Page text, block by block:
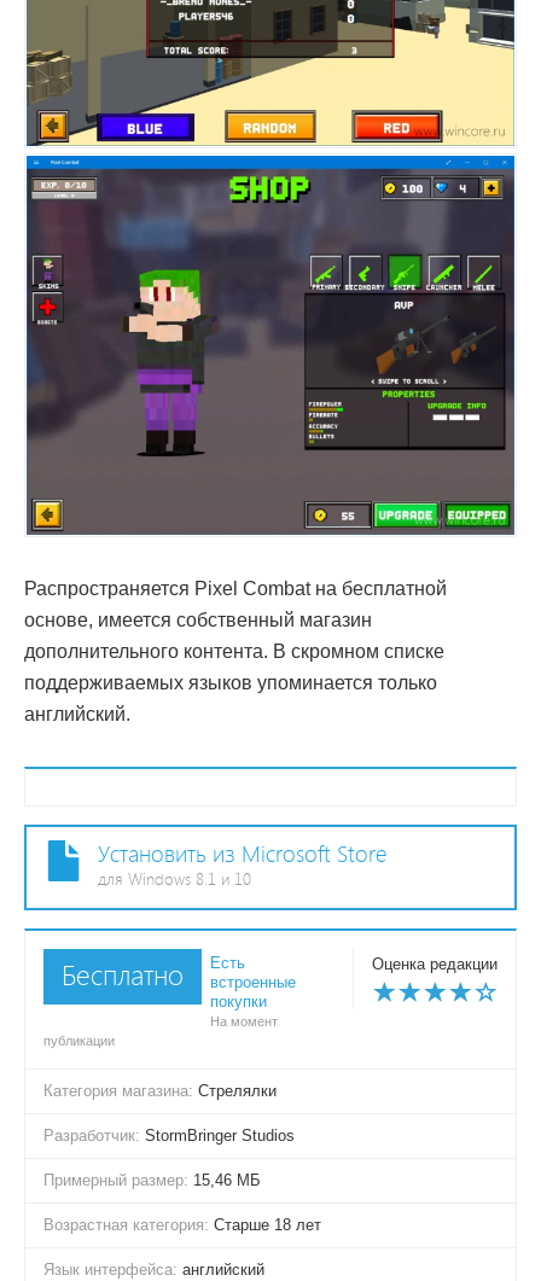
Распространяется Pixel Combat на бесплатной
основе, имеется собственный магазин
дополнительного контента. В скромном списке
поддерживаемых языков упоминается только
английский.
Установить из Microsoft Store
для Windows 8.1 и 10
Бесплатно
Есть
встроенные
покупки
На момент
публикации
Оценка редакции
Категория магазина: Стрелялки
Разработчик: StormBringer Studios
Примерный размер: 15,46 МБ
Возрастная категория: Старше 18 лет
Язык интерфейса: английский